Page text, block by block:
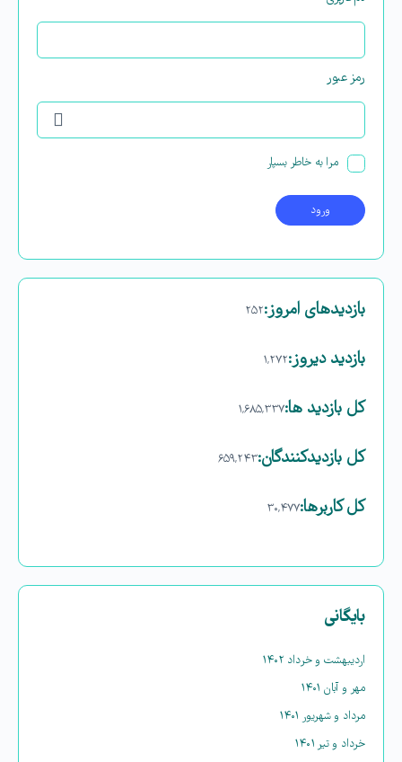
رمز عبور
مرا به خاطر بسپار
بازدیدهای امروز:۲۵۲
بازدید دیروز:۱,۲۷۲
کل بازدید ها:۱,۶۸۵,۳۳۷
کل بازدیدکنند‌گان:۶۵۹,۲۴۳
کل کاربرها:۳۰,۴۷۷
بایگانی
اردیبهشت و خرداد ۱۴۰۲
مهر و آبان ۱۴۰۱
مرداد و شهریور ۱۴۰۱
خرداد و تیر ۱۴۰۱